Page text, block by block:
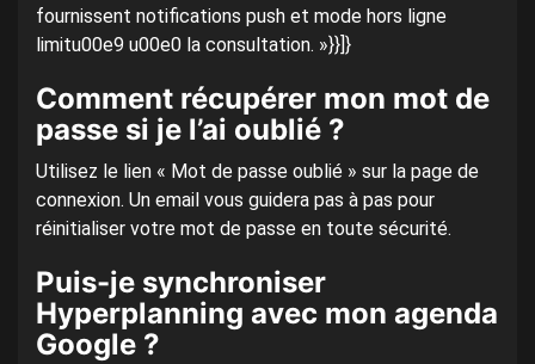
fournissent notifications push et mode hors ligne
limitu00e9 u00e0 la consultation. »}}]}
Comment récupérer mon mot de
passe si je l’ai oublié ?
Utilisez le lien « Mot de passe oublié » sur la page de
connexion. Un email vous guidera pas à pas pour
réinitialiser votre mot de passe en toute sécurité.
Puis-je synchroniser
Hyperplanning avec mon agenda
Google ?